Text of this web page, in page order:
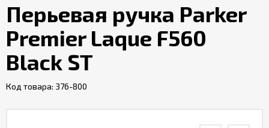
Обзоры
ручек
Контакты
Перьевая ручка Parker
Premier Laque F560
Black ST
Код товара: 376-800